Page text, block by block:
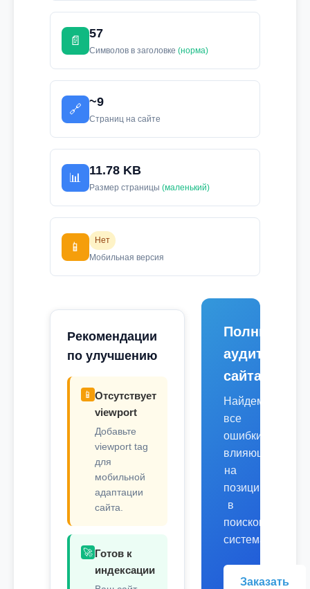
📄
57
Символов в заголовке (норма)
🔗
~9
Страниц на сайте
📊
11.78 KB
Размер страницы (маленький)
📱
Нет
Мобильная версия
Рекомендации
по улучшению
📱 Отсутствует
viewport
Добавьте
viewport tag
для
мобильной
адаптации
сайта.
🚀 Готов к
индексации
Полный
аудит
сайта
Найдем
все
ошибки,
влияющие
на
позиции
в
поисковых
системах.
Заказать